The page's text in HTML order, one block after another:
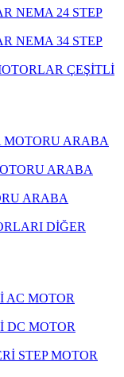
NEMA 24 STEP
NEMA 34 STEP
ÇEŞİTLİ
ARABA
ARABA
ARABA
DİĞER
AC MOTOR
DC MOTOR
STEP MOTOR